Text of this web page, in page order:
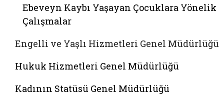
Ebeveyn Kaybı Yaşayan Çocuklara Yönelik
Çalışmalar
Engelli ve Yaşlı Hizmetleri Genel Müdürlüğü
Hukuk Hizmetleri Genel Müdürlüğü
Kadının Statüsü Genel Müdürlüğü